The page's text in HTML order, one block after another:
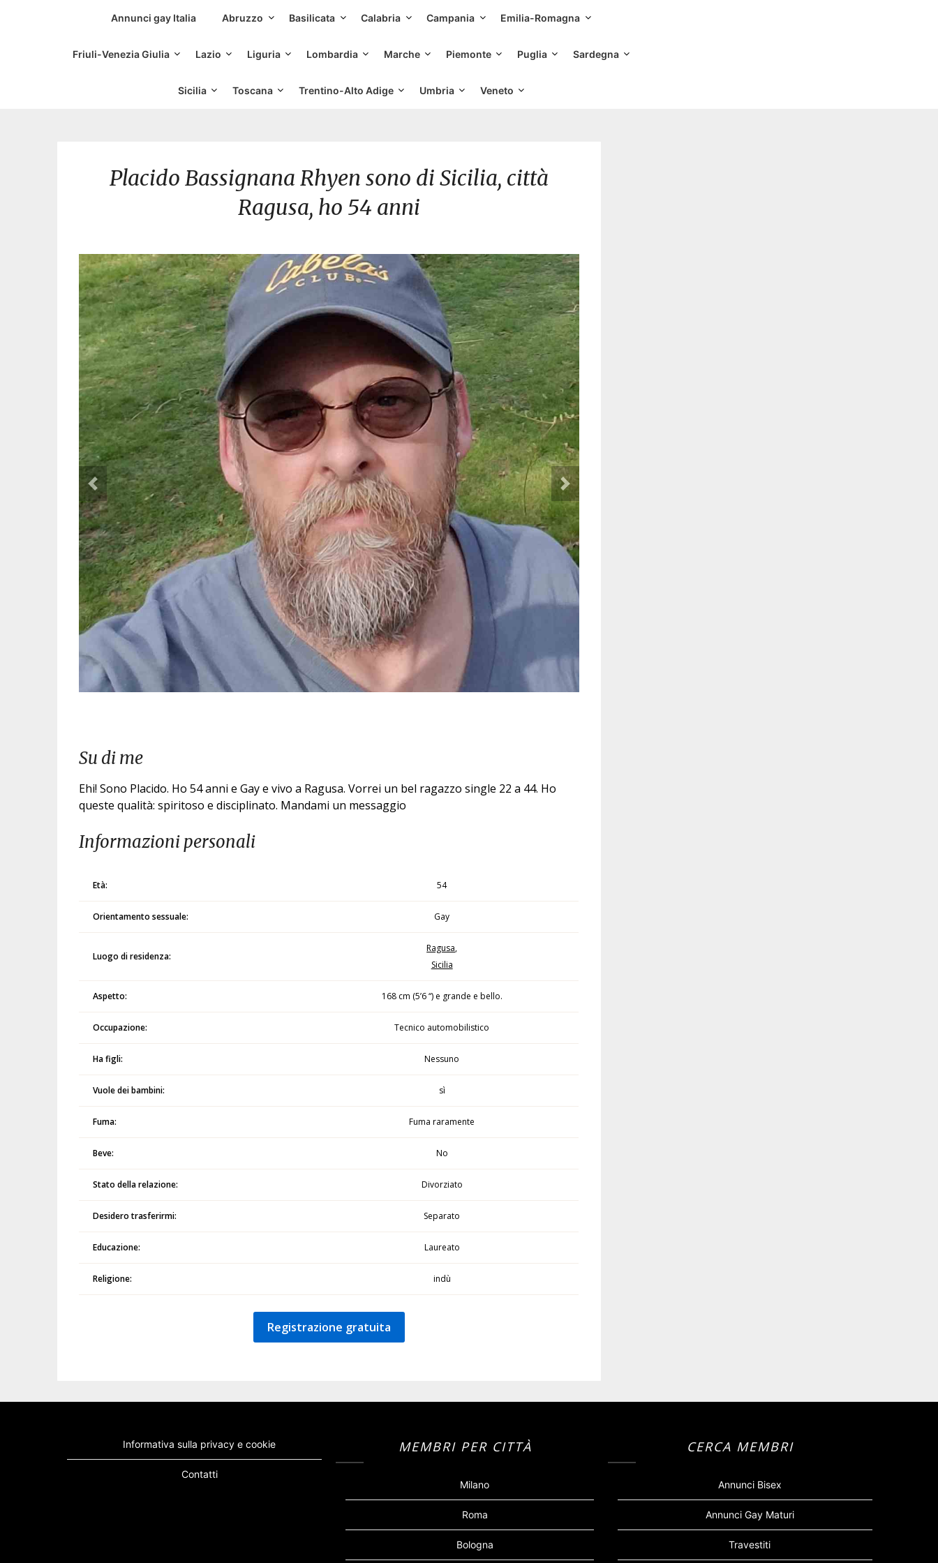
Siti Incontri Gay
Annunci gay Italia Abruzzo Basilicata Calabria Campania Emilia-Romagna
Friuli-Venezia Giulia Lazio Liguria Lombardia Marche Piemonte Puglia Sardegna
Sicilia Toscana Trentino-Alto Adige Umbria Veneto
Placido Bassignana Rhyen sono di Sicilia, città
Ragusa, ho 54 anni
Su di me
Ehi! Sono Placido. Ho 54 anni e Gay e vivo a Ragusa. Vorrei un bel ragazzo single 22 a 44. Ho
queste qualità: spiritoso e disciplinato. Mandami un messaggio
Informazioni personali
Età: 54
Orientamento sessuale: Gay
Luogo di residenza:
Ragusa,
Sicilia
Aspetto: 168 cm (5’6 “) e grande e bello.
Occupazione: Tecnico automobilistico
Ha figli: Nessuno
Vuole dei bambini: sì
Fuma: Fuma raramente
Beve: No
Stato della relazione: Divorziato
Desidero trasferirmi: Separato
Educazione: Laureato
Religione: indù
Registrazione gratuita
Informativa sulla privacy e cookie
Contatti
MEMBRI PER CITTÀ
Milano
Roma
Bologna
CERCA MEMBRI
Annunci Bisex
Annunci Gay Maturi
Travestiti